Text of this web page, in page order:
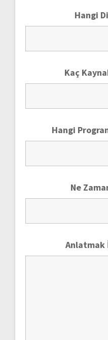
Hangi
Kaç
Hangi
Ne